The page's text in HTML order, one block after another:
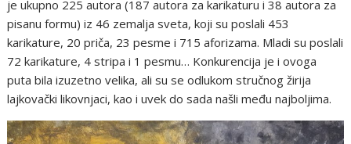
je ukupno 225 autora (187 autora za karikaturu i 38 autora za
pisanu formu) iz 46 zemalja sveta, koji su poslali 453
karikature, 20 priča, 23 pesme i 715 aforizama. Mladi su poslali
72 karikature, 4 stripa i 1 pesmu… Konkurencija je i ovoga
puta bila izuzetno velika, ali su se odlukom stručnog žirija
lajkovački likovnjaci, kao i uvek do sada našli među najboljima.